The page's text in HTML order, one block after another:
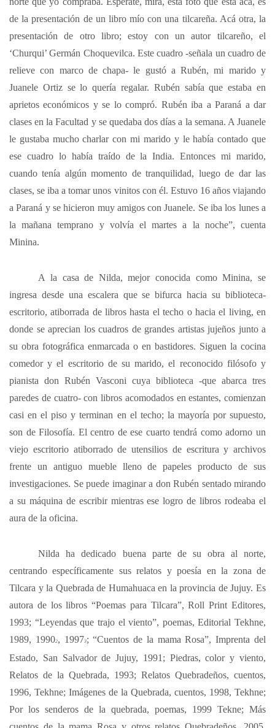
de la presentación de un libro mío con una tilcareña. Acá otra, la
presentación de otro libro; estoy con un autor tilcareño, el
‘Churqui’ Germán Choquevilca. Este cuadro -señala un cuadro de
relieve con marco de chapa- le gustó a Rubén, mi marido y
Juanele Ortiz se lo quería regalar. Rubén sabía que estaba en
aprietos económicos y se lo compró. Rubén iba a Paraná a dar
clases en la Facultad y se quedaba dos días a la semana. A Juanele
le gustaba mucho charlar con mi marido y le había contado que
ese cuadro lo había traído de la India. Entonces mi marido,
cuando tenía algún momento de tranquilidad, luego de dar las
clases, se iba a tomar unos vinitos con él. Estuvo 16 años viajando
a Paraná y se hicieron muy amigos con Juanele. Se iba los lunes a
la mañana temprano y volvía el martes a la noche”, cuenta
Minina.
A la casa de Nilda, mejor conocida como Minina, se
ingresa desde una escalera que se bifurca hacia su biblioteca-
escritorio, atiborrada de libros hasta el techo o hacia el living, en
donde se aprecian los cuadros de grandes artistas jujeños junto a
su obra fotográfica enmarcada o en bastidores. Siguen la cocina
comedor y el escritorio de su marido, el reconocido filósofo y
pianista don Rubén Vasconi cuya biblioteca -que abarca tres
paredes de cuatro- con libros acomodados en estantes, comienzan
casi en el piso y terminan en el techo; la mayoría por supuesto,
son de Filosofía. El centro de ese cuarto tendrá como adorno un
viejo escritorio atiborrado de utensilios de escritura y archivos
frente un antiguo mueble lleno de papeles producto de sus
investigaciones. Se puede imaginar a don Rubén sentado mirando
a su máquina de escribir mientras ese logro de libros rodeaba el
aura de la oficina.
Nilda ha dedicado buena parte de su obra al norte,
centrando específicamente sus relatos y poesía en la zona de
Tilcara y la Quebrada de Humahuaca en la provincia de Jujuy. Es
autora de los libros “Poemas para Tilcara”, Roll Print Editores,
1993; “Leyendas que trajo el viento”, poemas, Editorial Tekhne,
1989, 19902, 19973; “Cuentos de la mama Rosa”, Imprenta del
Estado, San Salvador de Jujuy, 1991; Piedras, color y viento,
Relatos de la Quebrada, 1993; Relatos Quebradeños, cuentos,
1996, Tekhne; Imágenes de la Quebrada, cuentos, 1998, Tekhne;
Por los senderos de la quebrada, poemas, 1999 Tekne; Más